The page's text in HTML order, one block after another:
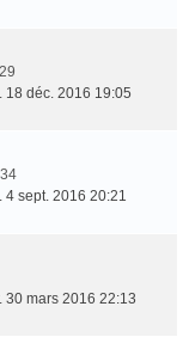
18 déc. 2016 19:05
4 sept. 2016 20:21
30 mars 2016 22:13